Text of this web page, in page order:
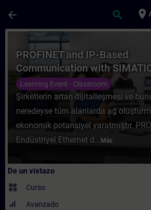
arrow_back search place
Curso - PROFINET and
PROFINET and IP-Based
Communication with
Controllers
Learning Event - Classroom
Şirketlerin artan dijitalleşmesi ve
neredeyse tüm alanlarda ağ
ekonomik potansiyel yaratmıştır.
Endüstriyel Ethernet d... Más
De un vistazo
widgets Curso
Avanzado